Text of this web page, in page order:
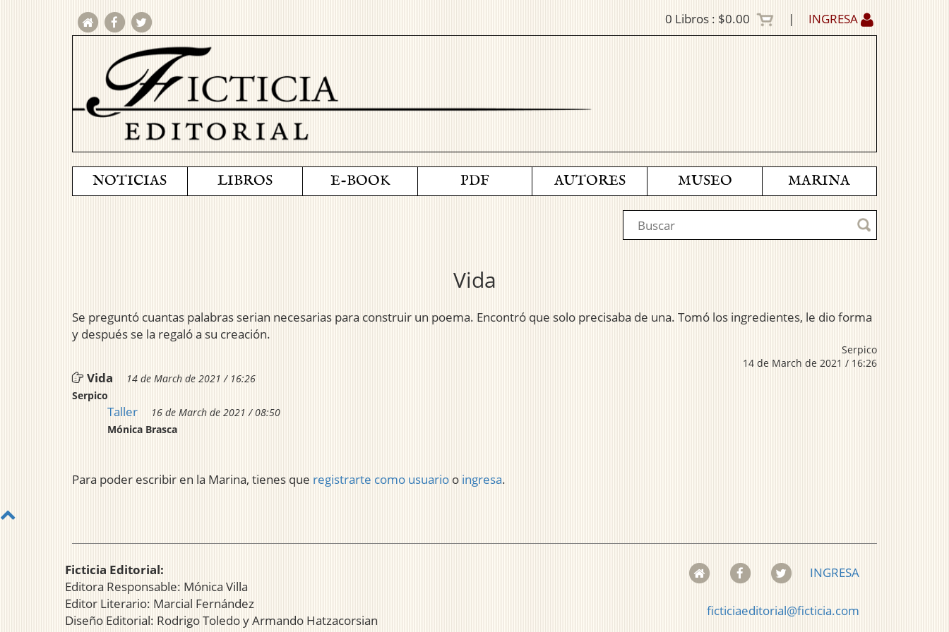
0 Libros : $0.00 | INGRESA
NOTICIAS LIBROS E-BOOK PDF AUTORES MUSEO MARINA
Vida
Se preguntó cuantas palabras serian necesarias para construir un poema. Encontró que solo precisaba de una. Tomó los ingredientes, le dio forma
y después se la regaló a su creación.
Serpico
14 de March de 2021 / 16:26
Vida
14 de March de 2021 / 16:26
Serpico
Taller
16 de March de 2021 / 08:50
Mónica Brasca
Para poder escribir en la Marina, tienes que registrarte como usuario o ingresa.
Ficticia Editorial:
Editora Responsable: Mónica Villa
Editor Literario: Marcial Fernández
Diseño Editorial: Rodrigo Toledo y Armando Hatzacorsian
INGRESA
ficticiaeditorial@ficticia.com